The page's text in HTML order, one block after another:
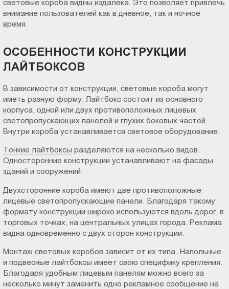
световые короба видны издалека. Это позволяет привлечь
внимание пользователей как в дневное, так и ночное
время.
ОСОБЕННОСТИ КОНСТРУКЦИИ
ЛАЙТБОКСОВ
В зависимости от конструкции, световые короба могут
иметь разную форму. Лайтбокс состоит из основного
корпуса, одной или двух противоположных лицевых
светопропускающих панелей и глухих боковых частей.
Внутри короба устанавливается световое оборудование.
Тонкие лайтбоксы разделяются на несколько видов.
Односторонние конструкции устанавливают на фасады
зданий и сооружений.
Двухсторонние короба имеют две противоположные
лицевые светопропускающие панели. Благодаря такому
формату конструкции широко используются вдоль дорог, в
торговых точках, на центральных улицах города. Реклама
видна одновременно с двух сторон конструкции.
Монтаж световых коробов зависит от их типа. Напольные
и подвесные лайтбоксы имеет свою специфику крепления.
Благодаря удобным лицевым панелям можно всего за
несколько минут заменить одно рекламное сообщение на
9.00-
Сб.,
Вс.:
выходной